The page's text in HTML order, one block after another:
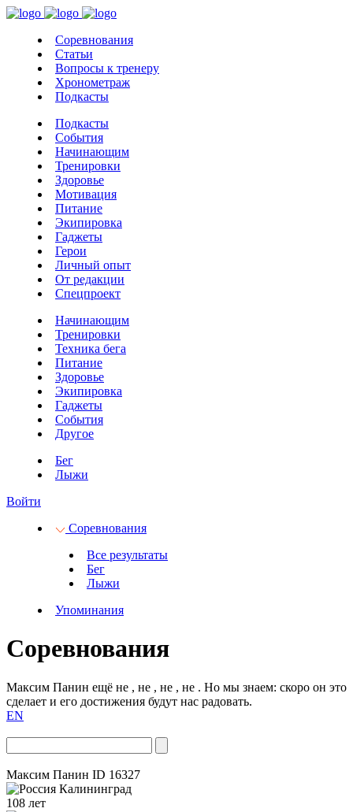
Соревнования
Статьи
Вопросы к тренеру
Хронометраж
Подкасты
Подкасты
События
Начинающим
Тренировки
Здоровье
Мотивация
Питание
Экипировка
Гаджеты
Герои
Личный опыт
От редакции
Спецпроект
Начинающим
Тренировки
Техника бега
Питание
Здоровье
Экипировка
Гаджеты
События
Другое
Бег
Лыжи
Войти
Соревнования
Все результаты
Бег
Лыжи
Упоминания
Соревнования
Максим Панин ещё не , не , не , не . Но мы знаем: скоро он это
сделает и его достижения будут нас радовать.
EN
Максим Панин ID 16327
Калининград
108 лет